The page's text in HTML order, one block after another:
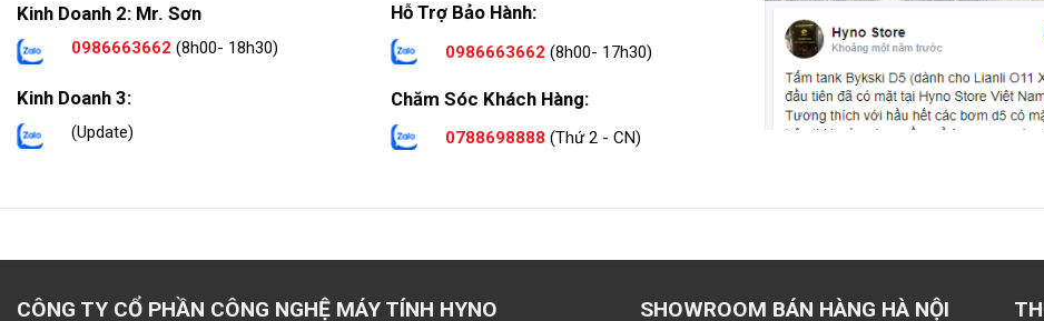
Kinh Doanh 2: Mr. Sơn
0986663662 (8h00- 18h30)
Kinh Doanh 3:
(Update)
Hỗ Trợ Bảo Hành:
0986663662 (8h00- 17h30)
Chăm Sóc Khách Hàng:
0788698888 (Thứ 2 - CN)
CÔNG TY CỔ PHẦN CÔNG NGHỆ MÁY TÍNH HYNO SHOWROOM BÁN HÀNG HÀ NỘI